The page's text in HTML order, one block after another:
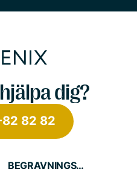
dig?
82 82
BEGRAVNINGSTJÄNSTER